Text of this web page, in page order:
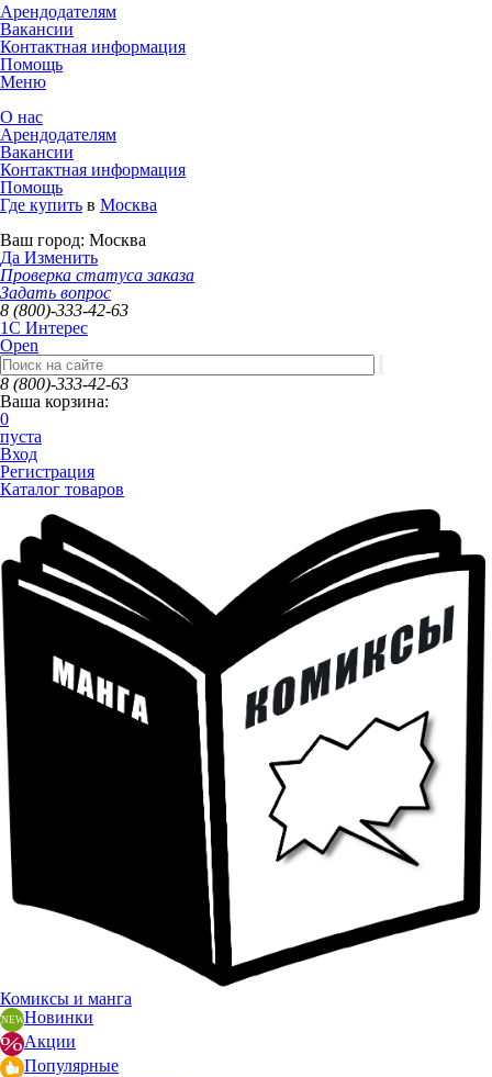
Арендодателям
Вакансии
Контактная информация
Помощь
Меню
О нас
Арендодателям
Вакансии
Контактная информация
Помощь
Где купить в Москва
Ваш город: Москва
Да Изменить
Проверка статуса заказа
Задать вопрос
8 (800)-333-42-63
1C Интерес
Open
8 (800)-333-42-63
Ваша корзина:
0
пуста
Вход
Регистрация
Каталог товаров
Комиксы и манга
Новинки
Акции
Популярные